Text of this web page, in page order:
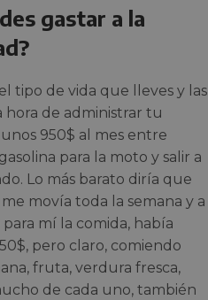
gastar a la
tipo de vida que lleves y las
hora de administrar tu
950$ al mes entre
para la moto y salir a
Lo más barato diría que
movía toda la semana y a
mí la comida, había
pero claro, comiendo
fruta, verdura fresca,
de cada uno, también